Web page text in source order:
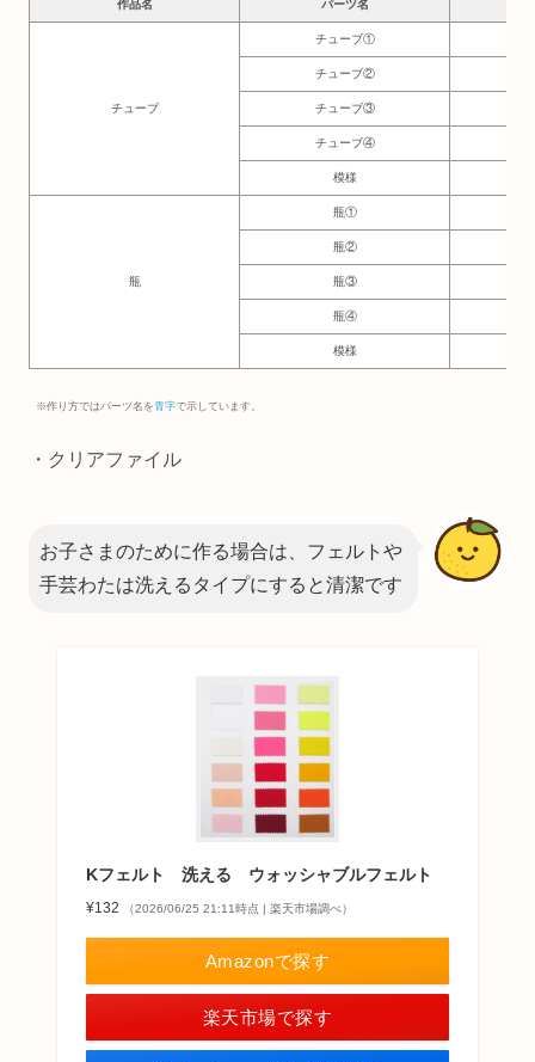
作品名 パーツ名
チューブ
チューブ①
チューブ②
チューブ③
チューブ④
模様
瓶
瓶①
瓶②
瓶③
瓶④
模様
※作り方ではパーツ名を青字で示しています。
・クリアファイル
お子さまのために作る場合は、フェルトや
手芸わたは洗えるタイプにすると清潔です
Kフェルト 洗える ウォッシャブルフェルト
¥132 （2026/06/25 21:11時点 | 楽天市場調べ）
Amazonで探す
楽天市場で探す